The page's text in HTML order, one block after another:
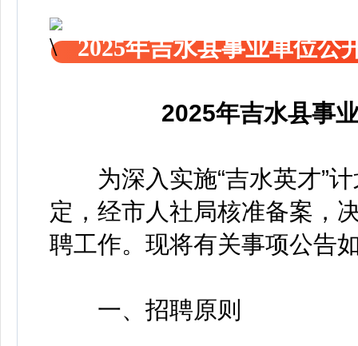
2025年吉水县事业单位公
2025年吉水县事
为深入实施“吉水英才”计
定，经市人社局核准备案，
聘工作。现将有关事项公告
一、招聘原则